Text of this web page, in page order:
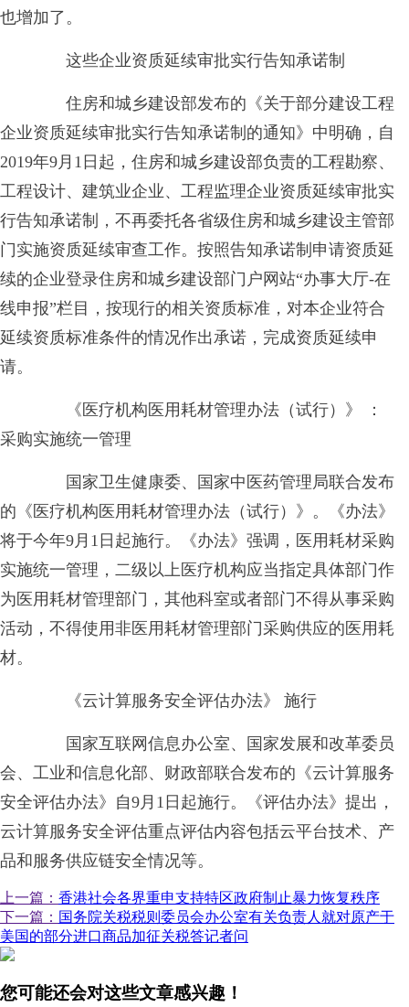
也增加了。
这些企业资质延续审批实行告知承诺制
住房和城乡建设部发布的《关于部分建设工程
企业资质延续审批实行告知承诺制的通知》中明确，自
2019年9月1日起，住房和城乡建设部负责的工程勘察、
工程设计、建筑业企业、工程监理企业资质延续审批实
行告知承诺制，不再委托各省级住房和城乡建设主管部
门实施资质延续审查工作。按照告知承诺制申请资质延
续的企业登录住房和城乡建设部门户网站“办事大厅-在
线申报”栏目，按现行的相关资质标准，对本企业符合
延续资质标准条件的情况作出承诺，完成资质延续申
请。
《医疗机构医用耗材管理办法（试行）》 ：
采购实施统一管理
国家卫生健康委、国家中医药管理局联合发布
的《医疗机构医用耗材管理办法（试行）》。《办法》
将于今年9月1日起施行。《办法》强调，医用耗材采购
实施统一管理，二级以上医疗机构应当指定具体部门作
为医用耗材管理部门，其他科室或者部门不得从事采购
活动，不得使用非医用耗材管理部门采购供应的医用耗
材。
《云计算服务安全评估办法》 施行
国家互联网信息办公室、国家发展和改革委员
会、工业和信息化部、财政部联合发布的《云计算服务
安全评估办法》自9月1日起施行。《评估办法》提出，
云计算服务安全评估重点评估内容包括云平台技术、产
品和服务供应链安全情况等。
上一篇： 香港社会各界重申支持特区政府制止暴力恢复秩序
下一篇： 国务院关税税则委员会办公室有关负责人就对原产于
美国的部分进口商品加征关税答记者问
您可能还会对这些文章感兴趣！